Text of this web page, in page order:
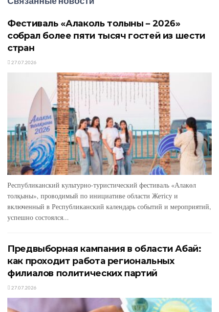
Фестиваль «Алаколь толқыны – 2026»
собрал более пяти тысяч гостей из шести
стран
27.07.2026
Республиканский культурно-туристический фестиваль «Алакөл
толқыны», проводимый по инициативе области Жетісу и
включенный в Республиканский календарь событий и мероприятий,
успешно состоялся...
Предвыборная кампания в области Абай:
как проходит работа региональных
филиалов политических партий
27.07.2026